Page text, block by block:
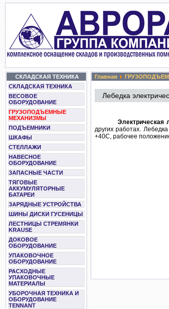
СКЛАДСКАЯ ТЕХНИКА
СКЛАДСКАЯ ТЕХНИКА
ВЕСОВОЕ
ОБОРУДОВАНИЕ
ГРУЗОПОДЪЕМНЫЕ
МЕХАНИЗМЫ
ПОДЪЕМНИКИ
ШКАФЫ
СТЕЛЛАЖИ
НАВЕСНОЕ
ОБОРУДОВАНИЕ
ЗАПАСНЫЕ ЧАСТИ
ТЯГОВЫЕ
АККУМУЛЯТОРНЫЕ
БАТАРЕИ
ЗАРЯДНЫЕ УСТРОЙСТВА
ШИНЫ ДИСКИ ГУСЕНИЦЫ
ЛЕСТНИЦЫ СТРЕМЯНКИ
KRAUSE
ДОКОВОЕ
ОБОРУДОВАНИЕ
УПАКОВОЧНОЕ
ОБОРУДОВАНИЕ
РАСХОДНЫЕ
УПАКОВОЧНЫЕ
МАТЕРИАЛЫ
УБОРОЧНАЯ ТЕХНИКА И
ОБОРУДОВАНИЕ
TENNANT
Главная
Лебедка
Электрическая
других работах.
+40С, рабочее